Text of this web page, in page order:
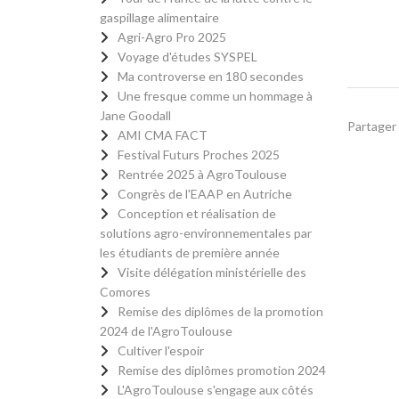
Partager
gaspillage alimentaire
Agri-Agro Pro 2025
Voyage d'études SYSPEL
Ma controverse en 180 secondes
Une fresque comme un hommage à
Jane Goodall
AMI CMA FACT
Festival Futurs Proches 2025
Rentrée 2025 à AgroToulouse
Congrès de l'EAAP en Autriche
Conception et réalisation de
solutions agro-environnementales par
les étudiants de première année
Visite délégation ministérielle des
Comores
Remise des diplômes de la promotion
2024 de l'AgroToulouse
Cultiver l'espoir
Remise des diplômes promotion 2024
L'AgroToulouse s'engage aux côtés